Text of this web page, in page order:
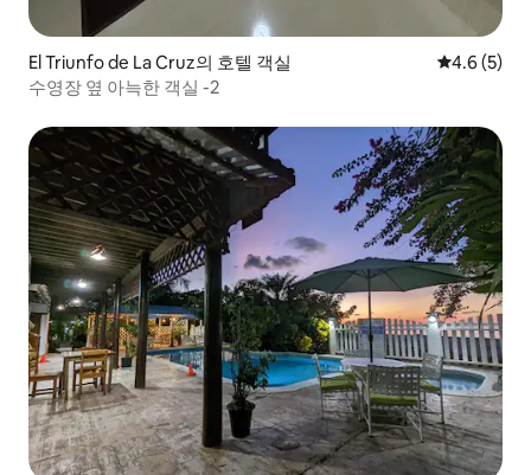
El Triunfo de La Cruz의 호텔 객실 평점 4.6점
4.6 (5)
수영장 옆 아늑한 객실 -2